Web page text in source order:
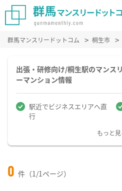
群馬マンスリードットコム 桐生市
出張・研修向け/桐生駅のマンス
ーマンション情報
駅近でビジネスエリアへ直
行
もっと
0 件（1/1ページ）